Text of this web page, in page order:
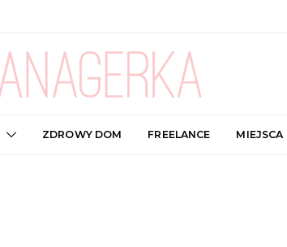
ZDROWY DOM FREELANCE MIEJSCA